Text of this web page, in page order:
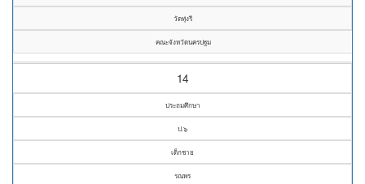
วัดทุ่งรี
คณะจังหวัดนครปฐม
14
ประถมศึกษา
ป.๖
เด็กชาย
รณพร